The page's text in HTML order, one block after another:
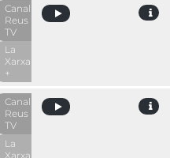
Canal
Reus
TV
La
Xarxa
+
Canal
Reus
TV
La
Xarxa